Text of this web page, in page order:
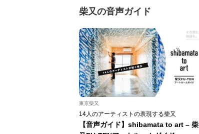
柴又の音声ガイド
東京柴又
14人のアーティストの表現する柴又
【音声ガイド】shibamata to art – 柴